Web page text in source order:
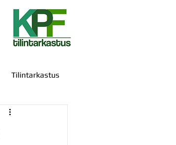
Tilintarkastus